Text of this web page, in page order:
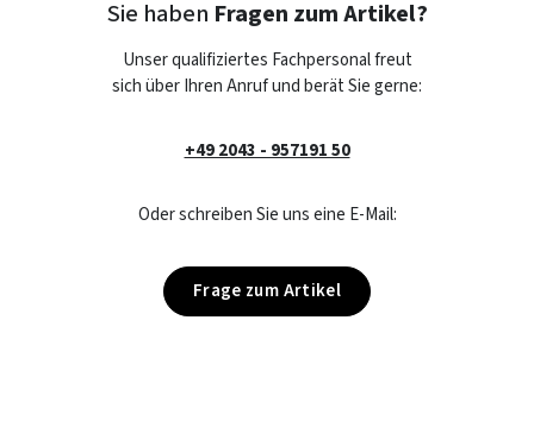
Sie haben Fragen zum Artikel?
Unser qualifiziertes Fachpersonal freut
sich über Ihren Anruf und berät Sie gerne:
+49 2043 - 957191 50
Oder schreiben Sie uns eine E-Mail:
Frage zum Artikel